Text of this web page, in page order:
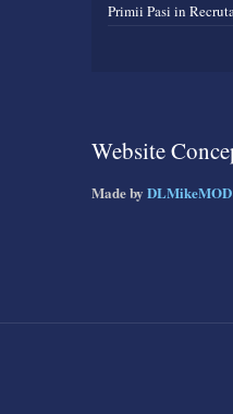
Primii Pasi in
Website
Made by DLMikeMOD